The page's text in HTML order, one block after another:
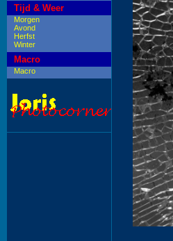
Tijd & Weer
Morgen
Avond
Herfst
Winter
Macro
Macro